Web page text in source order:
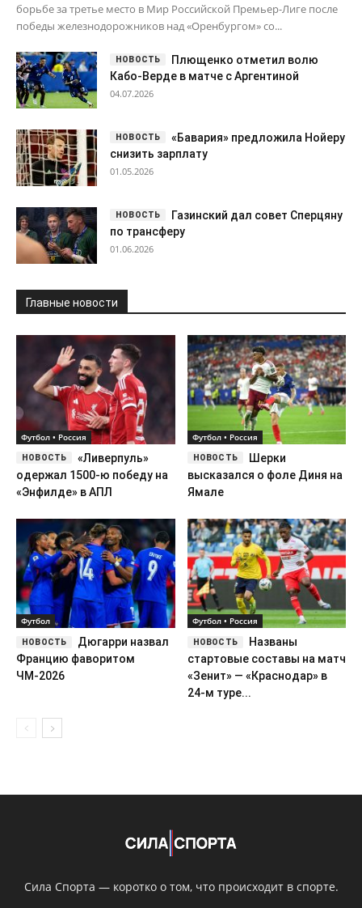
борьбе за третье место в Мир Российской Премьер-Лиге после
победы железнодорожников над «Оренбургом» со...
Плющенко отметил волю
Кабо-Верде в матче с Аргентиной
04.07.2026
«Бавария» предложила Нойеру
снизить зарплату
01.05.2026
Газинский дал совет Сперцяну
по трансферу
01.06.2026
Главные новости
Футбол • Россия
«Ливерпуль»
одержал 1500-ю победу на
«Энфилде» в АПЛ
Футбол • Россия
Шерки
высказался о фоле Диня на
Ямале
Футбол
Дюгарри назвал
Францию фаворитом
ЧМ-2026
Футбол • Россия
Названы
стартовые составы на матч
«Зенит» — «Краснодар» в
24-м туре...
Сила Спорта — коротко о том, что происходит в спорте.